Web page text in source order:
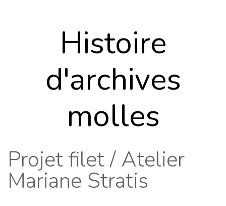
Histoire
d'archives
molles
Projet filet / Atelier
Mariane Stratis